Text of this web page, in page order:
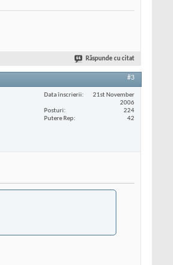
Răspunde cu citat
#3
Data înscrierii
21st November
2006
Posturi
224
Putere Rep
42